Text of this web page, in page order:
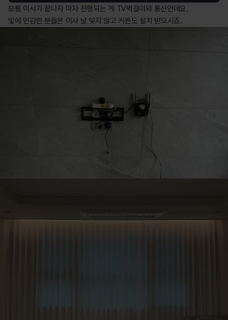
보통 이사가 끝나자 마자 진행되는 게 TV벽걸이와 통신인데요.
빛에 민감한 분들은 이사 날 잊지 않고 커튼도 설치 받으시죠.